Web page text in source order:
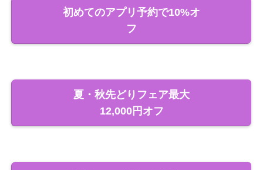
初めてのアプリ予約で10%オ
フ
夏・秋先どりフェア最大
12,000円オフ